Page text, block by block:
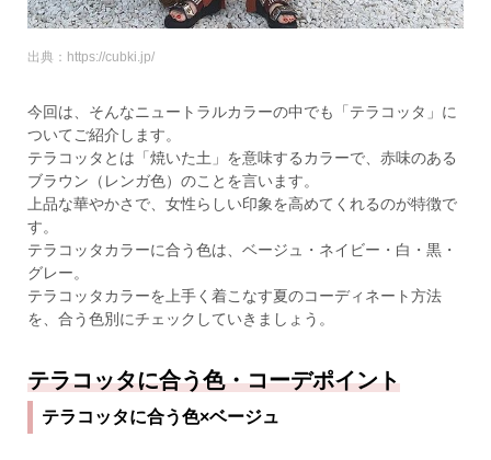
出典：https://cubki.jp/
今回は、そんなニュートラルカラーの中でも「テラコッタ」に
ついてご紹介します。
テラコッタとは「焼いた土」を意味するカラーで、赤味のある
ブラウン（レンガ色）のことを言います。
上品な華やかさで、女性らしい印象を高めてくれるのが特徴で
す。
テラコッタカラーに合う色は、ベージュ・ネイビー・白・黒・
グレー。
テラコッタカラーを上手く着こなす夏のコーディネート方法
を、合う色別にチェックしていきましょう。
テラコッタに合う色・コーデポイント
テラコッタに合う色×ベージュ